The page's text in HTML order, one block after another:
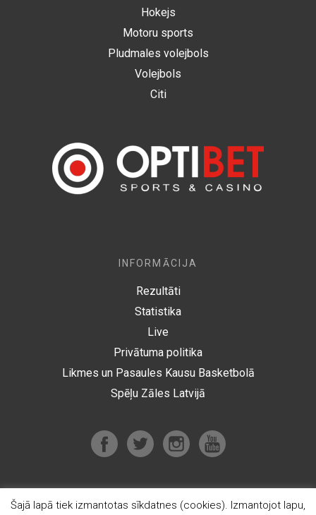
Hokejs
Motoru sports
Pludmales volejbols
Volejbols
Citi
INFORMĀCIJA
Rezultāti
Statistika
Live
Privātuma politika
Likmes un Pasaules Kausu Basketbolā
Spēļu Zāles Latvijā
Šajā lapā tiek izmantotas sīkdatnes (cookies). Izmantojot lapu,